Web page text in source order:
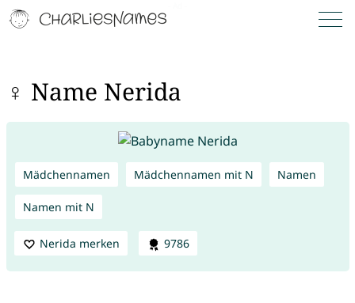
♀ Name Nerida
Mädchennamen Mädchennamen mit N Namen
Namen mit N
Nerida merken 9786